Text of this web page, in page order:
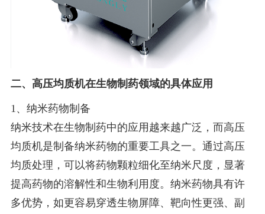
二、高压均质机在生物制药领域的具体应用
1、纳米药物制备
纳米技术在生物制药中的应用越来越广泛，而高压
均质机是制备纳米药物的重要工具之一。通过高压
均质处理，可以将药物颗粒细化至纳米尺度，显著
提高药物的溶解性和生物利用度。纳米药物具有许
多优势，如更容易穿透生物屏障、靶向性更强、副